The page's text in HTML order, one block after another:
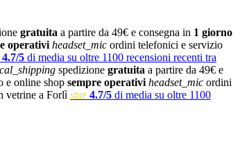
gratuita a partire da 49€ e consegna in 1 giorno
operativi headset_mic ordini telefonici e servizio
4.7/5 di media su oltre 1100 recensioni recenti tra
spedizione gratuita a partire da 49€ e
e online shop sempre operativi headset_mic ordini
vetrine a Forlì star 4.7/5 di media su oltre 1100